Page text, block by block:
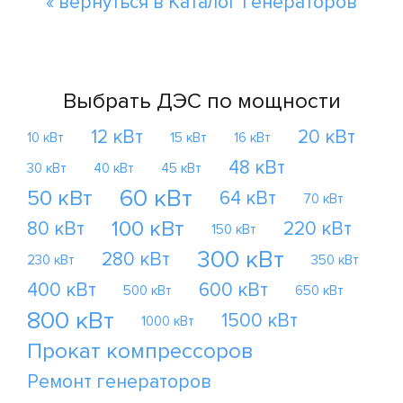
Выбрать ДЭС по мощности
10 кВт 12 кВт 15 кВт 16 кВт 20 кВт
30 кВт 40 кВт 45 кВт 48 кВт
50 кВт 60 кВт 64 кВт 70 кВт
80 кВт 100 кВт 150 кВт 220 кВт
230 кВт 280 кВт 300 кВт 350 кВт
400 кВт 500 кВт 600 кВт 650 кВт
800 кВт 1000 кВт 1500 кВт
Прокат компрессоров
Ремонт генераторов